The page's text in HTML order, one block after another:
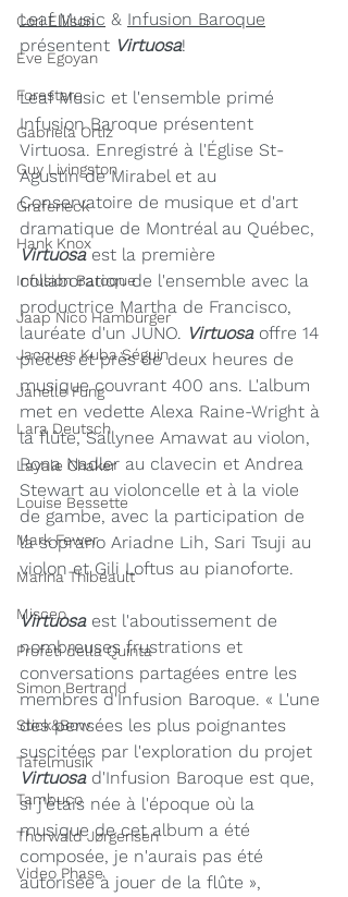
Cori Ellison
Eve Egoyan
Forestare
Gabriela Ortiz
Guy Livingston
Grafeneck
Hank Knox
Infusion Baroque
Jaap Nico Hamburger
Jacques Kuba Séguin
Janelle Fung
Lara Deutsch
Layale Chaker
Louise Bessette
Mark Fewer
Marina Thibeault
Misceo
Profeti della Quinta
Simon Bertrand
Stick&Bow
Tafelmusik
Tambuco
Thorwald Jørgensen
Video Phase
Leaf Music & Infusion Baroque
présentent Virtuosa!
Leaf Music et l'ensemble primé
Infusion Baroque présentent
Virtuosa. Enregistré à l'Église St-
Agustin de Mirabel et au
Conservatoire de musique et d'art
dramatique de Montréal au Québec,
Virtuosa est la première
collaboration de l'ensemble avec la
productrice Martha de Francisco,
lauréate d'un JUNO. Virtuosa offre 14
pièces et près de deux heures de
musique couvrant 400 ans. L'album
met en vedette Alexa Raine-Wright à
la flûte, Sallynee Amawat au violon,
Rona Nadler au clavecin et Andrea
Stewart au violoncelle et à la viole
de gambe, avec la participation de
la soprano Ariadne Lih, Sari Tsuji au
violon et Gili Loftus au pianoforte.
Virtuosa est l'aboutissement de
nombreuses frustrations et
conversations partagées entre les
membres d'Infusion Baroque. « L'une
des pensées les plus poignantes
suscitées par l'exploration du projet
Virtuosa d'Infusion Baroque est que,
si j'étais née à l'époque où la
musique de cet album a été
composée, je n'aurais pas été
autorisée à jouer de la flûte »,